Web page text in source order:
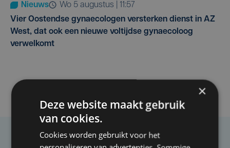
Nieuws
wo 5 augustus | 11:57
Vier Oostendse gynaecologen versterken dienst in AZ
West, dat ook een nieuwe voltijdse gynaecoloog
verwelkomt
Taalfout opgemerkt?
×
Deze website maakt gebruik
van cookies.
Cookies worden gebruikt voor het